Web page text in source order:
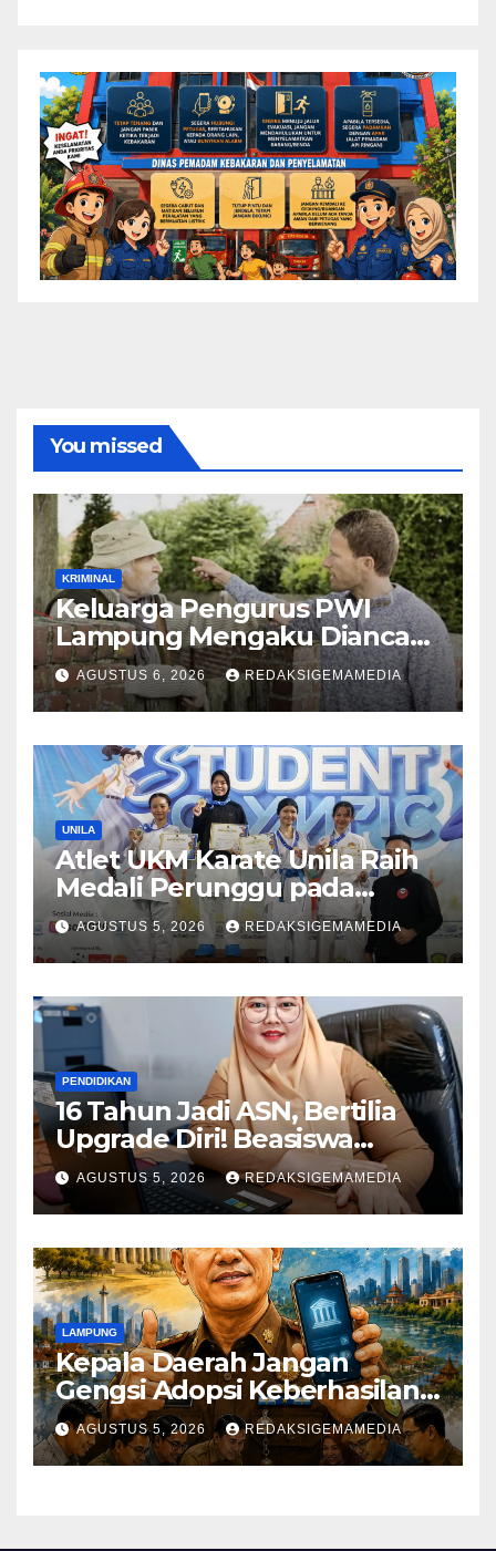
You missed
KRIMINAL
Keluarga Pengurus PWI
Lampung Mengaku Diancam
Tetangga, Terpaksa
Mengungsi Dini Hari
AGUSTUS 6, 2026 REDAKSIGEMAMEDIA
UNILA
Atlet UKM Karate Unila Raih
Medali Perunggu pada
Lampung Student Olympic
AGUSTUS 5, 2026 REDAKSIGEMAMEDIA
PENDIDIKAN
16 Tahun Jadi ASN, Bertilia
Upgrade Diri! Beasiswa
Pemkot Bandar Lampung
Antar Kuliah S2 Jalur RPL
Magister Manajemen IIB
Darmajaya
AGUSTUS 5, 2026 REDAKSIGEMAMEDIA
LAMPUNG
Kepala Daerah Jangan
Gengsi Adopsi Keberhasilan
Daerah Lain
AGUSTUS 5, 2026 REDAKSIGEMAMEDIA